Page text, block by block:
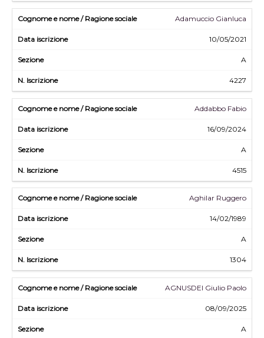
Adamuccio Gianluca
10/05/2021
A
4227
Addabbo Fabio
16/09/2024
A
4515
Aghilar Ruggero
14/02/1989
A
1304
AGNUSDEI Giulio Paolo
08/09/2025
A